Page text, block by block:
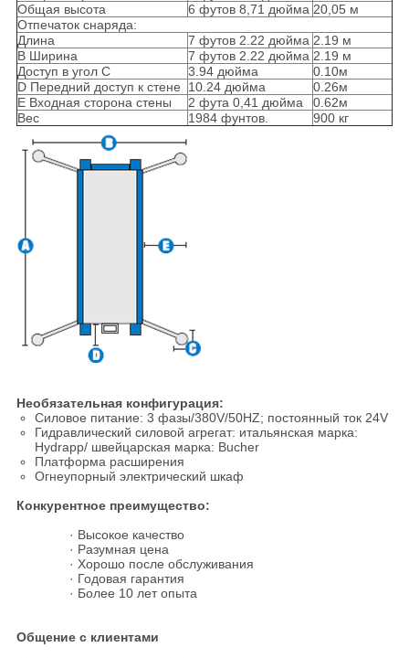
Общая высота
6 футов 8,71 дюйма 20,05 м
Отпечаток снаряда:
Длина
7 футов 2.22 дюйма 2.19 м
B Ширина
7 футов 2.22 дюйма 2.19 м
Доступ в угол C
3.94 дюйма
0.10м
D Передний доступ к стене
10.24 дюйма
0.26м
E Входная сторона стены
2 фута 0,41 дюйма
0.62м
Вес
1984 фунтов. 900 кг
Необязательная конфигурация:
Силовое питание: 3 фазы/380V/50HZ; постоянный ток 24V
Гидравлический силовой агрегат: итальянская марка:
Hydrapp/ швейцарская марка: Bucher
Платформа расширения
Огнеупорный электрический шкаф
Конкурентное преимущество:
· Высокое качество
· Разумная цена
· Хорошо после обслуживания
· Годовая гарантия
· Более 10 лет опыта
Общение с клиентами